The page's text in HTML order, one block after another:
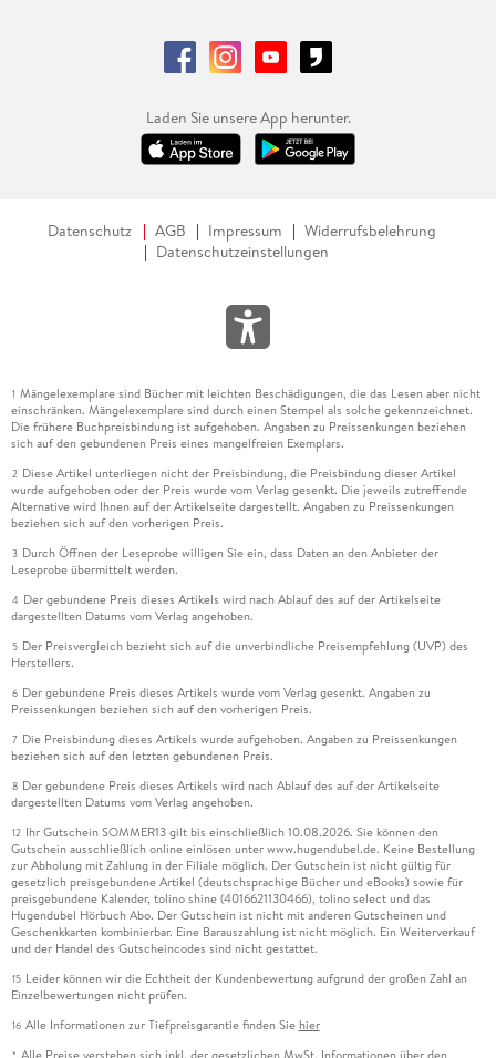
Laden Sie unsere App herunter.
Datenschutz AGB Impressum
Widerrufsbelehrung
Datenschutzeinstellungen
1 Mängelexemplare sind Bücher mit leichten Beschädigungen, die das Lesen aber nicht
einschränken. Mängelexemplare sind durch einen Stempel als solche gekennzeichnet.
Die frühere Buchpreisbindung ist aufgehoben. Angaben zu Preissenkungen beziehen
sich auf den gebundenen Preis eines mangelfreien Exemplars.
2 Diese Artikel unterliegen nicht der Preisbindung, die Preisbindung dieser Artikel
wurde aufgehoben oder der Preis wurde vom Verlag gesenkt. Die jeweils zutreffende
Alternative wird Ihnen auf der Artikelseite dargestellt. Angaben zu Preissenkungen
beziehen sich auf den vorherigen Preis.
3 Durch Öffnen der Leseprobe willigen Sie ein, dass Daten an den Anbieter der
Leseprobe übermittelt werden.
4 Der gebundene Preis dieses Artikels wird nach Ablauf des auf der Artikelseite
dargestellten Datums vom Verlag angehoben.
5 Der Preisvergleich bezieht sich auf die unverbindliche Preisempfehlung (UVP) des
Herstellers.
6 Der gebundene Preis dieses Artikels wurde vom Verlag gesenkt. Angaben zu
Preissenkungen beziehen sich auf den vorherigen Preis.
7 Die Preisbindung dieses Artikels wurde aufgehoben. Angaben zu Preissenkungen
beziehen sich auf den letzten gebundenen Preis.
8 Der gebundene Preis dieses Artikels wird nach Ablauf des auf der Artikelseite
dargestellten Datums vom Verlag angehoben.
12 Ihr Gutschein SOMMER13 gilt bis einschließlich 10.08.2026. Sie können den
Gutschein ausschließlich online einlösen unter www.hugendubel.de. Keine Bestellung
zur Abholung mit Zahlung in der Filiale möglich. Der Gutschein ist nicht gültig für
gesetzlich preisgebundene Artikel (deutschsprachige Bücher und eBooks) sowie für
preisgebundene Kalender, tolino shine (4016621130466), tolino select und das
Hugendubel Hörbuch Abo. Der Gutschein ist nicht mit anderen Gutscheinen und
Geschenkkarten kombinierbar. Eine Barauszahlung ist nicht möglich. Ein Weiterverkauf
und der Handel des Gutscheincodes sind nicht gestattet.
15 Leider können wir die Echtheit der Kundenbewertung aufgrund der großen Zahl an
Einzelbewertungen nicht prüfen.
16 Alle Informationen zur Tiefpreisgarantie finden Sie hier
* Alle Preise verstehen sich inkl. der gesetzlichen MwSt. Informationen über den